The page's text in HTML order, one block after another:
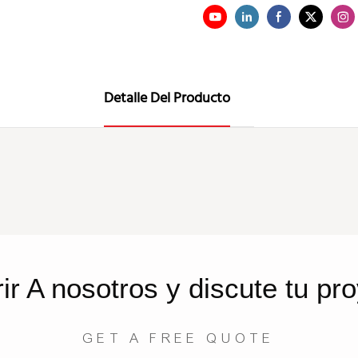
Detalle Del Producto
A nosotros y discute tu
GET A FREE QUOTE